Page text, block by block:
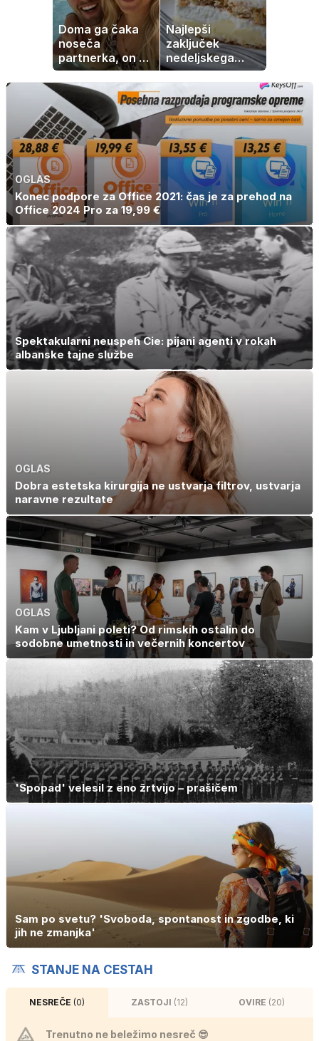
Doma ga čaka
noseča
partnerka, on pa
dopustuje z
drugo
Najlepši
zaključek
nedeljskega
kosila: 8 sladic
brez peke, ki se
jih vsi veselijo
OGLAS
Konec podpore za Office 2021: čas je za prehod na
Office 2024 Pro za 19,99 €
Spektakularni neuspeh Cie: pijani agenti v rokah
albanske tajne službe
OGLAS
Dobra estetska kirurgija ne ustvarja filtrov, ustvarja
naravne rezultate
OGLAS
Kam v Ljubljani poleti? Od rimskih ostalin do
sodobne umetnosti in večernih koncertov
'Spopad' velesil z eno žrtvijo – prašičem
Sam po svetu? 'Svoboda, spontanost in zgodbe, ki
jih ne zmanjka'
STANJE NA CESTAH
NESREČE (0) ZASTOJI (12) OVIRE (20)
Trenutno ne beležimo nesreč 😎